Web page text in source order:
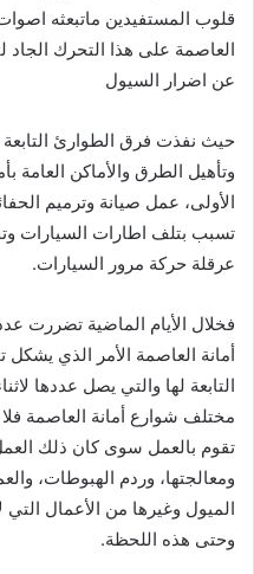
قلوب المستفيدين ماتبعثه
العاصمة على هذا التحرك الجاد
عن اضرار السيول
حيث نفذت فرق الطوارئ التابعة
وتأهيل الطرق والأماكن العامة
الأولى، عمل صيانة وترميم
تسبب بتلف اطارات السيارات
عرقلة حركة مرور السيارات.
فخلال الأيام الماضية تضررت
أمانة العاصمة الأمر الذي يشكل
التابعة لها والتي يصل عددها
مختلف شوارع أمانة العاصمة
تقوم بالعمل سوى كان ذلك
ومعالجتها، وردم الهبوطات،
الميول وغيرها من الأعمال
وحتى هذه اللحظة.